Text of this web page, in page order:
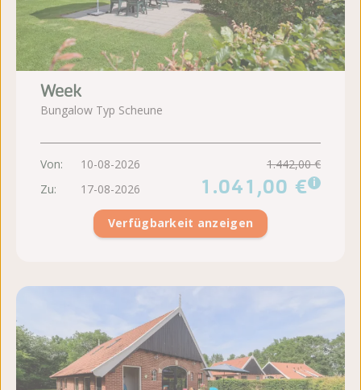
Week
Bungalow Typ Scheune
Von: 10-08-2026
1.442,00 €
Zu:
17-08-2026 1.041,00 € i
Verfügbarkeit anzeigen